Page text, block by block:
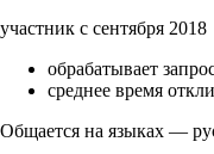
участник с сентября 2018
обрабатывает
среднее время
Общается на языках —